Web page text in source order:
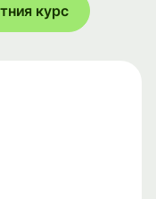
курс